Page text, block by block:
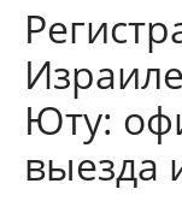
Юту:
выезда